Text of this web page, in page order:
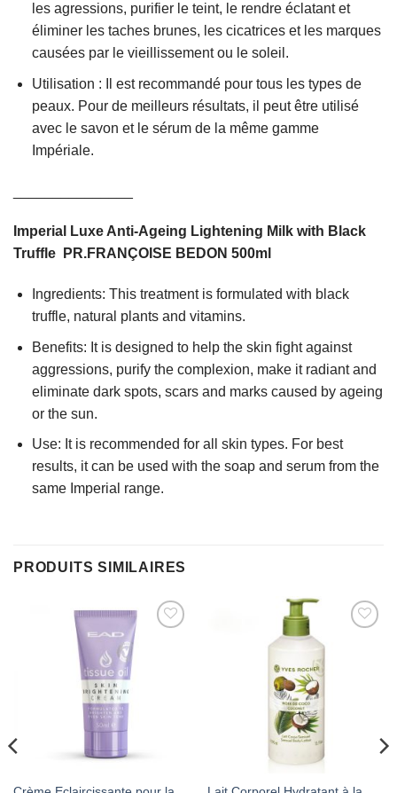
les agressions, purifier le teint, le rendre éclatant et
éliminer les taches brunes, les cicatrices et les marques
causées par le vieillissement ou le soleil.
Utilisation : Il est recommandé pour tous les types de
peaux. Pour de meilleurs résultats, il peut être utilisé
avec le savon et le sérum de la même gamme
Impériale.
Imperial Luxe Anti-Ageing Lightening Milk with Black
Truffle PR.FRANÇOISE BEDON 500ml
Ingredients: This treatment is formulated with black
truffle, natural plants and vitamins.
Benefits: It is designed to help the skin fight against
aggressions, purify the complexion, make it radiant and
eliminate dark spots, scars and marks caused by ageing
or the sun.
Use: It is recommended for all skin types. For best
results, it can be used with the soap and serum from the
same Imperial range.
PRODUITS SIMILAIRES
AJOUTER
À MES
FAVORIS
AJOUTER
FAVORIS